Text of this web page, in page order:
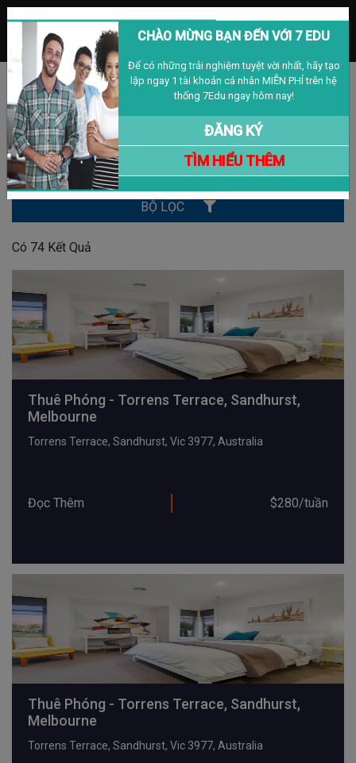
MENU
VIỆT NAM
Đăng nhập Đăng ký
NHÀ CỬA
Tìm Kiếm
BỘ LỌC
Có 74 Kết Quả
Thuê Phóng - Torrens Terrace, Sandhurst,
Melbourne
Torrens Terrace, Sandhurst, Vic 3977, Australia
Đọc Thêm $280/tuần
Thuê Phóng - Torrens Terrace, Sandhurst,
Melbourne
Torrens Terrace, Sandhurst, Vic 3977, Australia
CHÀO MỪNG BẠN ĐẾN VỚI 7 EDU
Để có những trải nghiệm tuyệt vời nhất, hãy tạo
lập ngay 1 tài khoản cá nhân MIỄN PHÍ trên hệ
thống 7Edu ngay hôm nay!
ĐĂNG KÝ
TÌM HIỂU THÊM